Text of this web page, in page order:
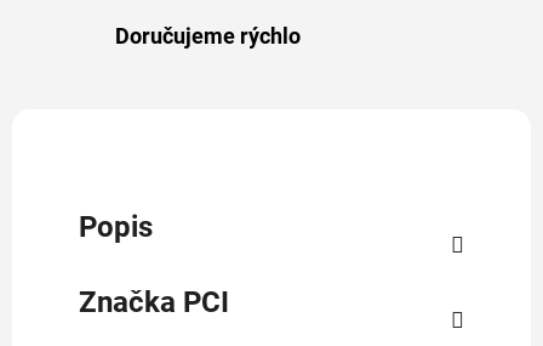
Doručujeme rýchlo
Popis
Značka PCI